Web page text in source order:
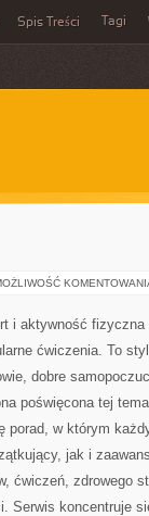
Spis Treści Tagi
i aktywność
ćwiczenia. To
dobre
poświęcona tej
porad, w którym
jak i
ćwiczeń, zdrowego
Serwis koncentruje